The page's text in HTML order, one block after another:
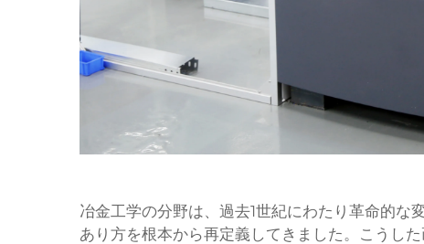
冶金工学の分野は、過去1世紀にわたり革命的
あり方を根本から再定義してきました。こうし